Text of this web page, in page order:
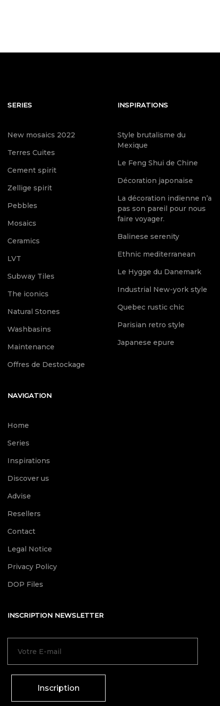
SERIES
New mosaics 2022
Terres Cuites
Cement spirit
Zellige spirit
Pebbles
Mosaics
Ceramics
LVT
Subway Tiles
The iconics
Natural Stones
Washbasins
Maintenance
Offres de Destockage
INSPIRATIONS
Style brutalisme du
Mexique
Le Feng Shui de Chine
Décoration japonaise
La décoration indienne n’a
pas son pareil pour nous
faire voyager.
Balinese serenity
Ethnic mediterranean
Le Hygge du Danemark
Industrial New-york style
Quebec rustic chic
Parisian retro style
Japanese epure
NAVIGATION
Home
Series
Inspirations
Discover us
Advise
Resellers
Contact
Legal Notice
Privacy Policy
DOP Files
INSCRIPTION NEWSLETTER
Inscription